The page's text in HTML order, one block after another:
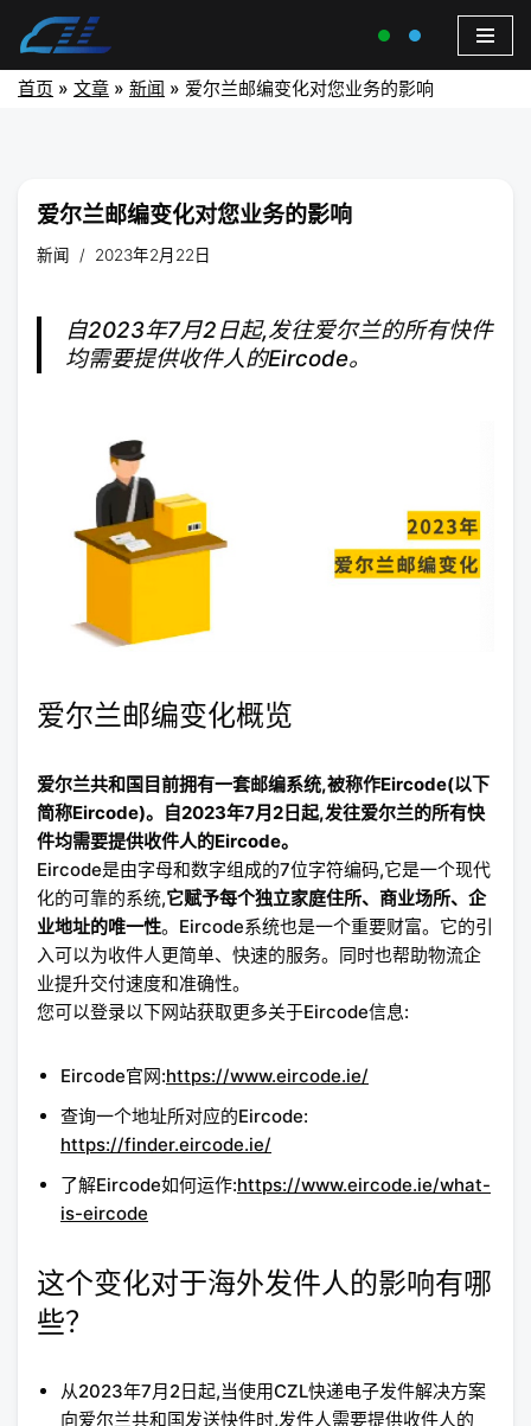
首页 » 文章 » 新闻 » 爱尔兰邮编变化对您业务的影响
爱尔兰邮编变化对您业务的影响
新闻 2023年2月22日
自2023年7月2日起,发往爱尔兰的所有快件
均需要提供收件人的Eircode。
爱尔兰邮编变化概览
爱尔兰共和国目前拥有一套邮编系统,被称作Eircode(以下
简称Eircode)。自2023年7月2日起,发往爱尔兰的所有快
件均需要提供收件人的Eircode。
Eircode是由字母和数字组成的7位字符编码,它是一个现代
化的可靠的系统,它赋予每个独立家庭住所、商业场所、企
业地址的唯一性。Eircode系统也是一个重要财富。它的引
入可以为收件人更简单、快速的服务。同时也帮助物流企
业提升交付速度和准确性。
您可以登录以下网站获取更多关于Eircode信息:
Eircode官网:https://www.eircode.ie/
查询一个地址所对应的Eircode:
https://finder.eircode.ie/
了解Eircode如何运作:https://www.eircode.ie/what-
is-eircode
这个变化对于海外发件人的影响有哪
些？
从2023年7月2日起,当使用CZL快递电子发件解决方案
向爱尔兰共和国发送快件时,发件人需要提供收件人的